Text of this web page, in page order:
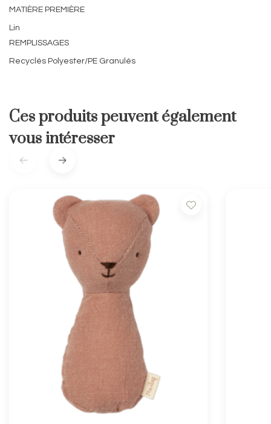
MATIÈRE PREMIÈRE
Lin
REMPLISSAGES
Recyclés Polyester/PE Granulés
Ces produits peuvent également
vous intéresser